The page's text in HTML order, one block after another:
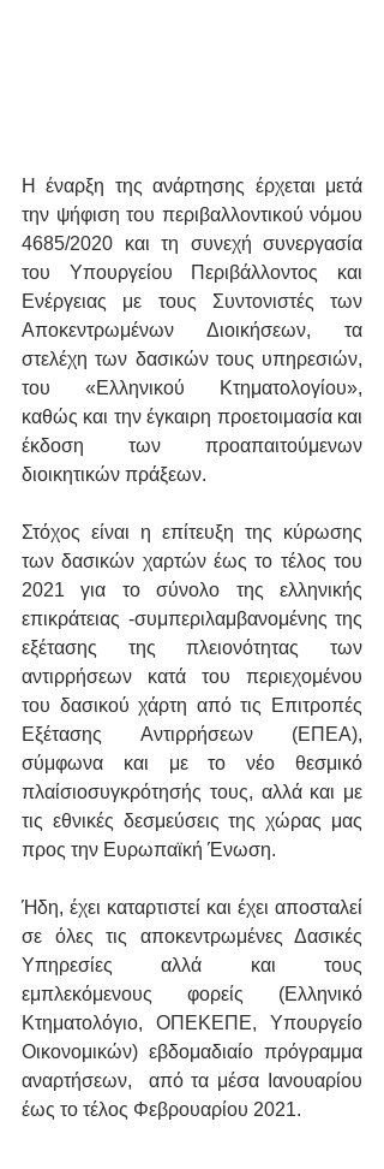
Η έναρξη της ανάρτησης έρχεται μετά
την ψήφιση του περιβαλλοντικού νόμου
4685/2020 και τη συνεχή συνεργασία
του Υπουργείου Περιβάλλοντος και
Ενέργειας με τους Συντονιστές των
Αποκεντρωμένων Διοικήσεων, τα
στελέχη των δασικών τους υπηρεσιών,
του «Ελληνικού Κτηματολογίου»,
καθώς και την έγκαιρη προετοιμασία και
έκδοση των προαπαιτούμενων
διοικητικών πράξεων.
Στόχος είναι η επίτευξη της κύρωσης
των δασικών χαρτών έως το τέλος του
2021 για το σύνολο της ελληνικής
επικράτειας -συμπεριλαμβανομένης της
εξέτασης της πλειονότητας των
αντιρρήσεων κατά του περιεχομένου
του δασικού χάρτη από τις Επιτροπές
Εξέτασης Αντιρρήσεων (ΕΠΕΑ),
σύμφωνα και με το νέο θεσμικό
πλαίσιοσυγκρότησής τους, αλλά και με
τις εθνικές δεσμεύσεις της χώρας μας
προς την Ευρωπαϊκή Ένωση.
Ήδη, έχει καταρτιστεί και έχει αποσταλεί
σε όλες τις αποκεντρωμένες Δασικές
Υπηρεσίες αλλά και τους
εμπλεκόμενους φορείς (Ελληνικό
Κτηματολόγιο, ΟΠΕΚΕΠΕ, Υπουργείο
Οικονομικών) εβδομαδιαίο πρόγραμμα
αναρτήσεων,  από τα μέσα Ιανουαρίου
έως το τέλος Φεβρουαρίου 2021.